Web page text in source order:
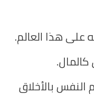
على هذا العالم.
بالأخلاق